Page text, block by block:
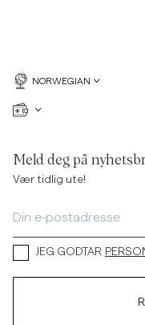
NORWEGIAN
Meld deg på
Vær tidlig ute!
JEG GODTAR